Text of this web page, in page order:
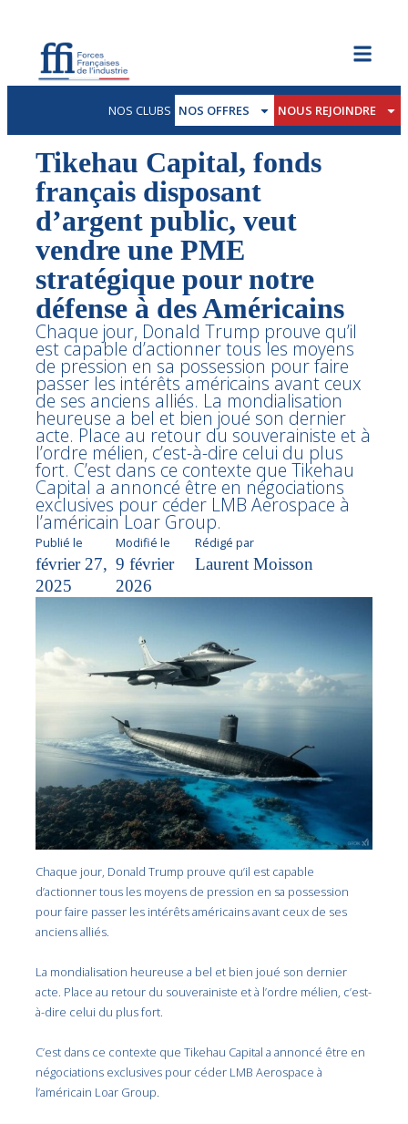
NOS CLUBS NOS OFFRES NOUS REJOINDRE
Tikehau Capital, fonds
français disposant
d’argent public, veut
vendre une PME
stratégique pour notre
défense à des Américains
Chaque jour, Donald Trump prouve qu’il
est capable d’actionner tous les moyens
de pression en sa possession pour faire
passer les intérêts américains avant ceux
de ses anciens alliés. La mondialisation
heureuse a bel et bien joué son dernier
acte. Place au retour du souverainiste et à
l’ordre mélien, c’est-à-dire celui du plus
fort. C’est dans ce contexte que Tikehau
Capital a annoncé être en négociations
exclusives pour céder LMB Aerospace à
l’américain Loar Group.
Publié le
février 27,
2025
Modifié le
9 février
2026
Rédigé par
Laurent Moisson
Chaque jour, Donald Trump prouve qu’il est capable
d’actionner tous les moyens de pression en sa possession
pour faire passer les intérêts américains avant ceux de ses
anciens alliés.
La mondialisation heureuse a bel et bien joué son dernier
acte. Place au retour du souverainiste et à l’ordre mélien, c’est-
à-dire celui du plus fort.
C’est dans ce contexte que Tikehau Capital a annoncé être en
négociations exclusives pour céder LMB Aerospace à
l’américain Loar Group.